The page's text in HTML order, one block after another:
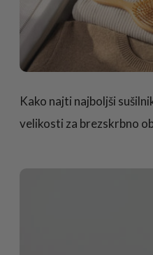
Kako najti najboljši
velikosti za brezskrbno